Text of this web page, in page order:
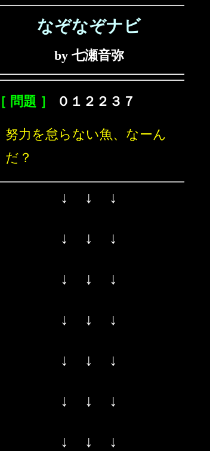
なぞなぞナビ
by 七瀬音弥
［ 問題 ］ ０１２２３７
努力を怠らない魚、なーん
だ？
↓ ↓ ↓
↓ ↓ ↓
↓ ↓ ↓
↓ ↓ ↓
↓ ↓ ↓
↓ ↓ ↓
↓ ↓ ↓